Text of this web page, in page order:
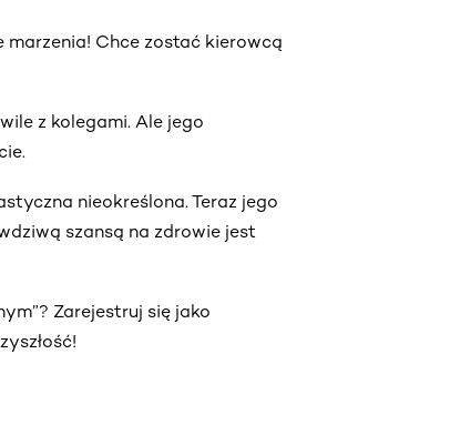
marzenia! Chce zostać kierowcą
z kolegami. Ale jego
nieokreślona. Teraz jego
szansą na zdrowie jest
Zarejestruj się jako